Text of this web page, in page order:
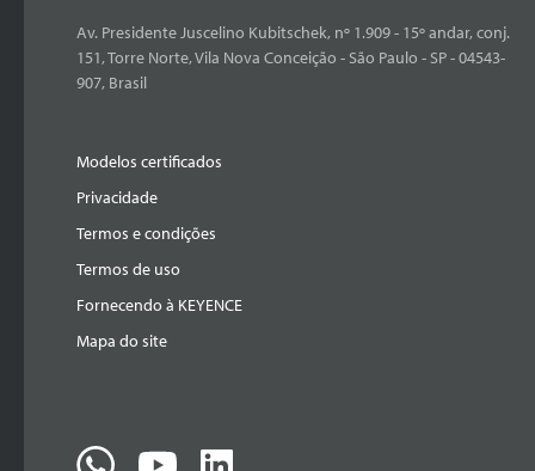
Av. Presidente Juscelino Kubitschek, nº 1.909 - 15º andar, conj.
151, Torre Norte, Vila Nova Conceição - São Paulo - SP - 04543-
907, Brasil
Modelos certificados
Privacidade
Termos e condições
Termos de uso
Fornecendo à KEYENCE
Mapa do site